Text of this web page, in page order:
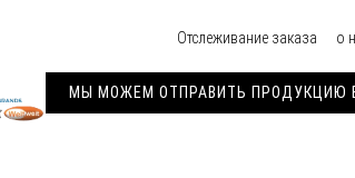
Отслеживание заказа о
МЫ МОЖЕМ ОТПРАВИТЬ ПРОДУКЦИЮ